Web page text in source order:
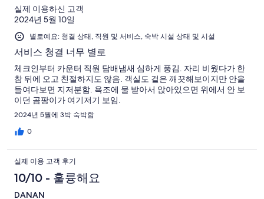
실제 이용하신 고객
2024년 5월 10일
별로예요: 청결 상태, 직원 및 서비스, 숙박 시설 상태 및 시설
서비스 청결 너무 별로
체크인부터 카운터 직원 담배냄새 심하게 풍김. 자리 비웠다가 한
참 뒤에 오고 친절하지도 않음. 객실도 겉은 깨끗해보이지만 안을
들여다보면 지저분함. 욕조에 물 받아서 앉아있으면 위에서 안 보
이던 곰팡이가 여기저기 보임.
2024년 5월에 3박 숙박함
0
실제 이용 고객 후기
10/10 - 훌륭해요
DANAN